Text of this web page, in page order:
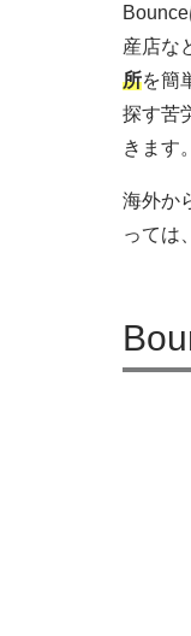
産店な
所を簡
探す苦
きます。
海外か
っては